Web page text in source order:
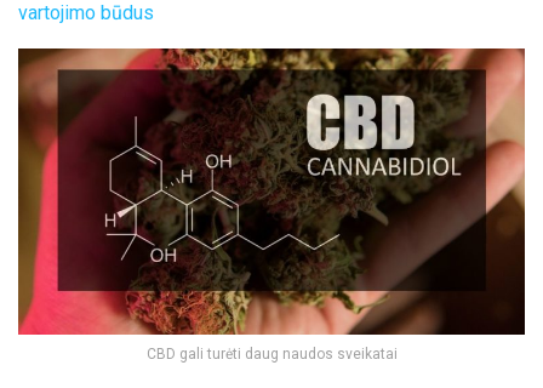
vartojimo būdus
CBD gali turėti daug naudos sveikatai